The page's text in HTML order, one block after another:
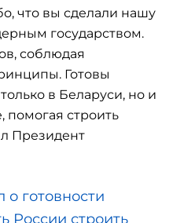
что вы сделали нашу
государством.
соблюдая
Готовы
в Беларуси, но и
строить
Президент
готовности
России строить